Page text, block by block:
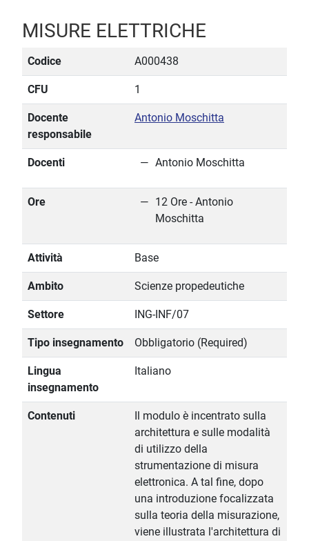
MISURE ELETTRICHE
Codice A000438
CFU 1
Docente
responsabile
Antonio Moschitta
Docenti Antonio Moschitta
Ore
12 Ore - Antonio
Moschitta
Attività Base
Ambito Scienze propedeutiche
Settore ING-INF/07
Tipo insegnamento Obbligatorio (Required)
Lingua
insegnamento
Italiano
Contenuti
Il modulo è incentrato sulla
architettura e sulle modalità
di utilizzo della
strumentazione di misura
elettronica. A tal fine, dopo
una introduzione focalizzata
sulla teoria della misurazione,
viene illustrata l'architettura di